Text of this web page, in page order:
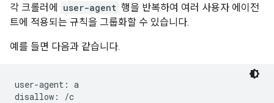
각 크롤러에 user-agent 행을 반복하여 여러 사용자 에이전
트에 적용되는 규칙을 그룹화할 수 있습니다.
예를 들면 다음과 같습니다.
user-agent: a
disallow: /c